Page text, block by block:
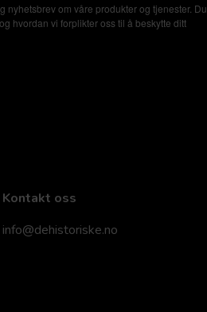
om våre produkter og tjenester. Du
hvordan vi forplikter oss til å beskytte ditt
Kontakt oss
info@dehistoriske.no